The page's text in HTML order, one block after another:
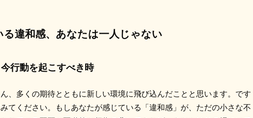
違和感、あなたは一人じゃない
行動を起こすべき時
、多くの期待とともに新しい環境に飛び込んだことと思います。です
てください。もしあなたが感じている「違和感」が、ただの小さな不